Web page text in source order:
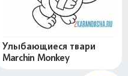
Улыбающиеся твари
Marchin Monkey